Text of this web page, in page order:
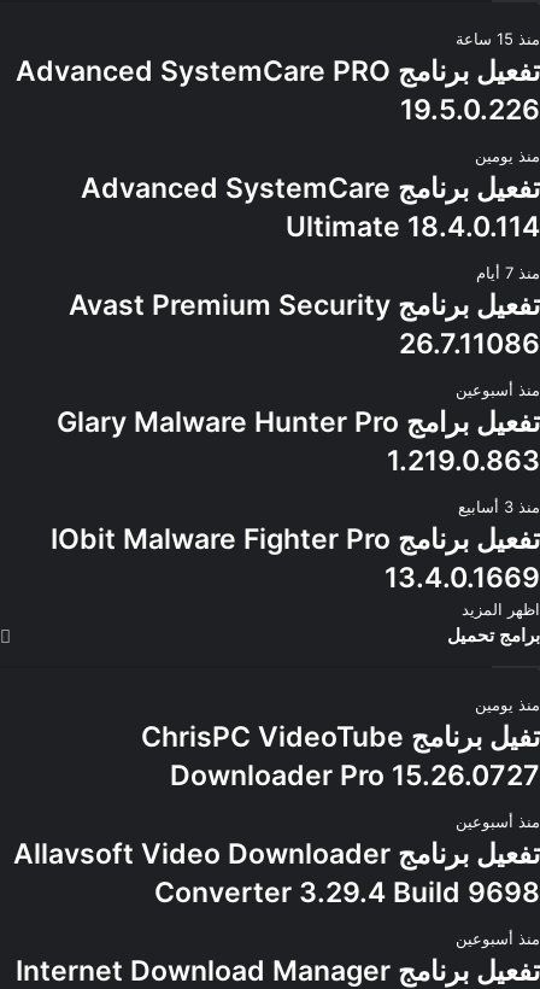
منذ 15 ساعة
تفعيل برنامج Advanced SystemCare PRO
19.5.0.226
منذ يومين
تفعيل برنامج Advanced SystemCare
Ultimate 18.4.0.114
منذ 7 أيام
تفعيل برنامج Avast Premium Security
26.7.11086
منذ أسبوعين
تفعيل برامج Glary Malware Hunter Pro
1.219.0.863
منذ 3 أسابيع
تفعيل برنامج IObit Malware Fighter Pro
13.4.0.1669
اظهر المزيد
برامج تحميل
منذ يومين
تفيل برنامج ChrisPC VideoTube
Downloader Pro 15.26.0727
منذ أسبوعين
تفعيل برنامج Allavsoft Video Downloader
Converter 3.29.4 Build 9698
منذ أسبوعين
تفعيل برنامج Internet Download Manager